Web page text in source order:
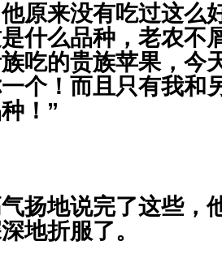
原来没有吃过这么
什么品种，老农不
吃的贵族苹果，今
个！而且只有我和
！”
扬地说完了这些，
地折服了。